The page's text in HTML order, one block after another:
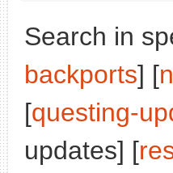
Search in
backports] [
[questing-
updates] [